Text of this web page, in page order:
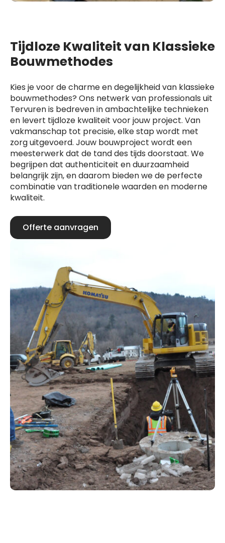
Tijdloze Kwaliteit van Klassieke
Bouwmethodes
Kies je voor de charme en degelijkheid van klassieke
bouwmethodes? Ons netwerk van professionals uit
Tervuren is bedreven in ambachtelijke technieken
en levert tijdloze kwaliteit voor jouw project. Van
vakmanschap tot precisie, elke stap wordt met
zorg uitgevoerd. Jouw bouwproject wordt een
meesterwerk dat de tand des tijds doorstaat. We
begrijpen dat authenticiteit en duurzaamheid
belangrijk zijn, en daarom bieden we de perfecte
combinatie van traditionele waarden en moderne
kwaliteit.
Offerte aanvragen